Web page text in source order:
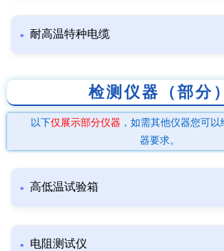
耐高温特种电缆
检测仪器（部分）
以下仅展示部分仪器 ，如需其他仪器您可
器要求。
高低温试验箱
电阻测试仪